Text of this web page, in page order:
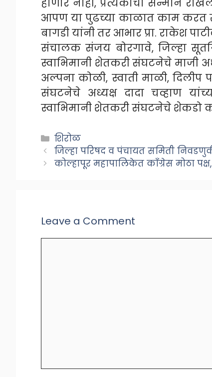
होणार नाही, प्रत्येकाचा सन्मान
आपण या पुढच्या काळात काम करत
बागडी यांनी तर आभार प्रा. राकेश
संचालक संजय बोरगावे, जिल्हा
स्वाभिमानी शेतकरी संघटनेचे माजी
अल्पना कोळी, स्वाती माळी, दिलीप
संघटनेचे अध्यक्ष दादा चव्हाण
स्वाभिमानी शेतकरी संघटनेचे शेकडो
Categories
शिरोळ
जिल्हा परिषद व पंचायत समिती
कोल्हापूर महापालिकेत काँग्रेस मोठा
Leave a Comment